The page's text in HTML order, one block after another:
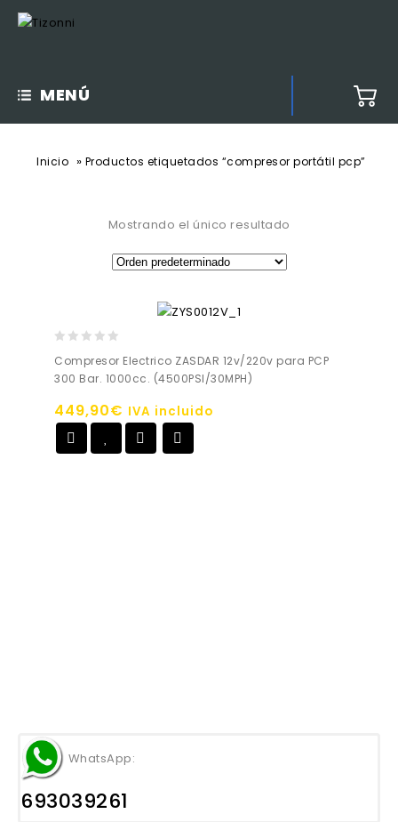
MENÚ
Inicio » Productos etiquetados “compresor portátil pcp”
Mostrando el único resultado
out
of
Compresor Electrico ZASDAR 12v/220v para PCP
300 Bar. 1000cc. (4500PSI/30MPH)
449,90€ IVA incluido
WhatsApp:
693039261